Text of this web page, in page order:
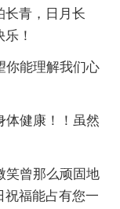
长青，日月长
！
你能理解我们心
体健康！！虽然
笑曾那么顽固地
祝福能占有您一